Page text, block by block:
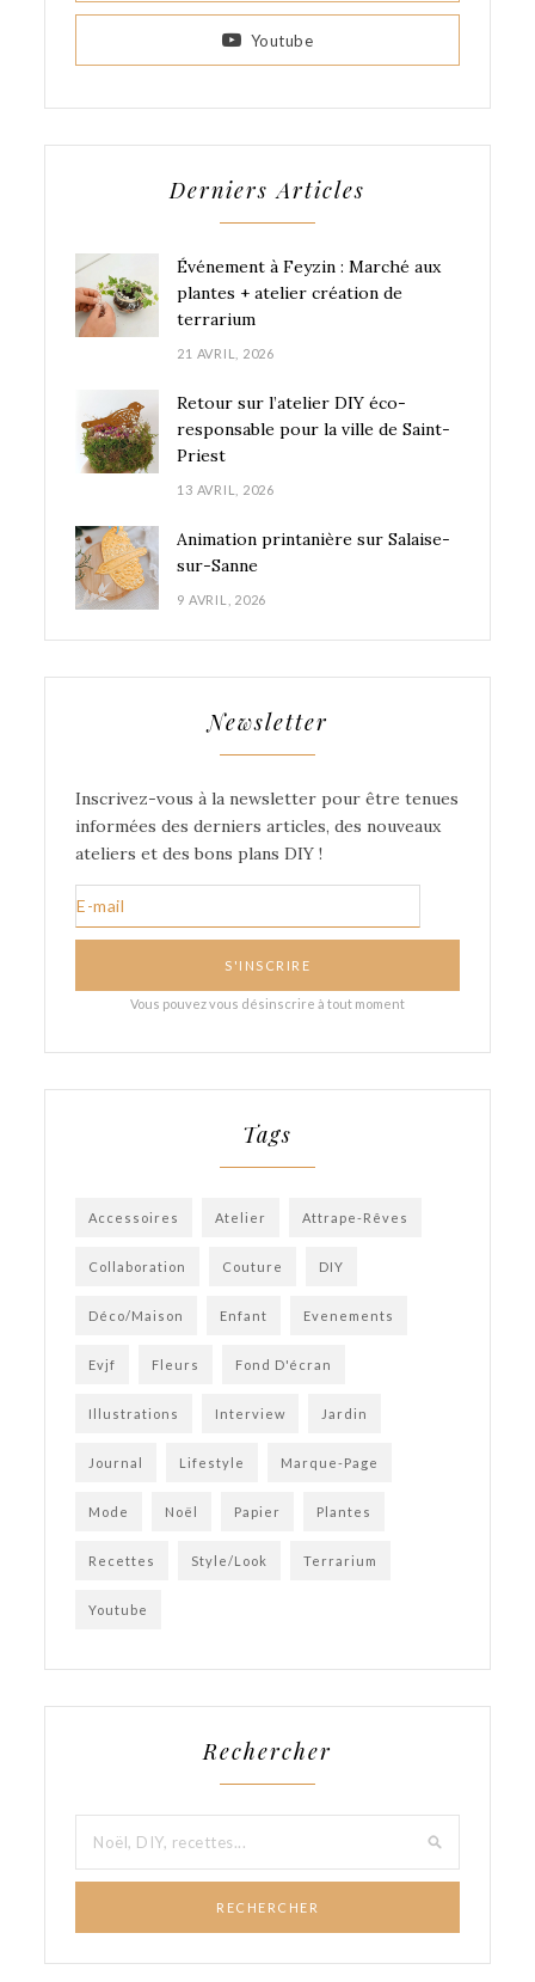
Youtube
Derniers Articles
Événement à Feyzin : Marché aux
plantes + atelier création de
terrarium
21 AVRIL, 2026
Retour sur l’atelier DIY éco-
responsable pour la ville de Saint-
Priest
13 AVRIL, 2026
Animation printanière sur Salaise-
sur-Sanne
9 AVRIL, 2026
Newsletter
Tags
Accessoires Atelier Attrape-Rêves
Collaboration Couture DIY
Déco/Maison Enfant Evenements
Evjf Fleurs Fond D'écran
Illustrations Interview Jardin
Journal Lifestyle Marque-Page
Mode Noël Papier Plantes
Recettes Style/Look Terrarium
Youtube
Rechercher
RECHERCHER